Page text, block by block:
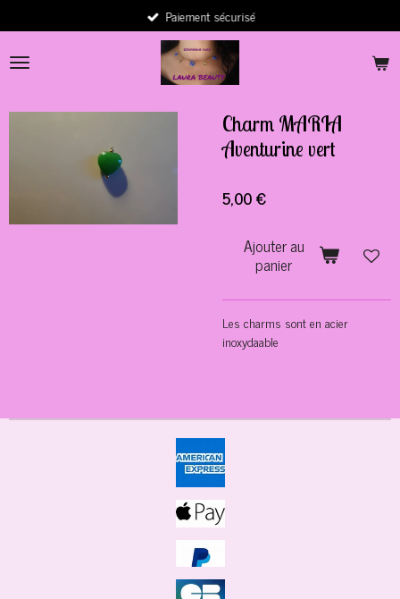
au
contenu
principal
Paiement sécurisé
Charm MARIA
Aventurine vert
5,00 €
Ajouter au
panier
Les charms sont en acier
inoxydaable